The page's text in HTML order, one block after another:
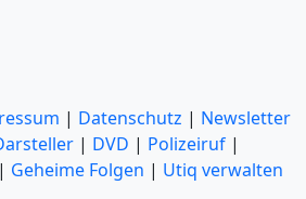
| Datenschutz | Newsletter
| DVD | Polizeiruf |
| Geheime Folgen | Utiq verwalten